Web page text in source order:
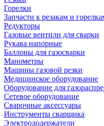
Горелки
Запчасти к резакам и
Редукторы
Газовые вентили для сварки
Рукава напорные
Баллоны для газосварки
Манометры
Машины газовой резки
Медицинское оборудование
Оборудование для
Сетевое оборудование
Сварочные аксессуары
Инструменты сварщика
Электрододержатели